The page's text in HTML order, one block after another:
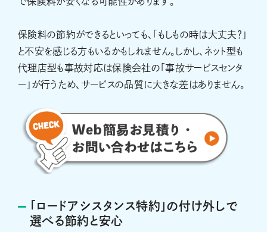
保険料の節約ができるといっても、「もしもの時は大丈夫？」
と不安を感じる方もいるかもしれません。しかし、ネット型も
代理店型も事故対応は保険会社の「事故サービスセンタ
ー」が行うため、サービスの品質に大きな差はありません。
「ロードアシスタンス特約」の付け外しで
選べる節約と安心